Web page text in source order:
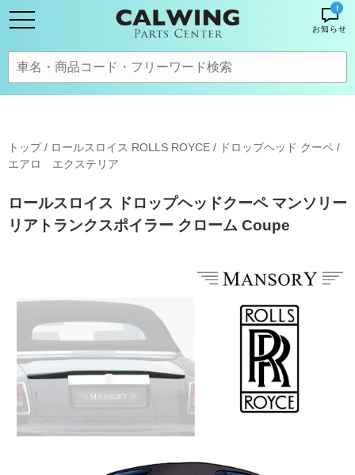
!
お知らせ
トップ/ ロールスロイス ROLLS ROYCE / ドロップヘッド クーペ /
エアロ エクステリア
ロールスロイス ドロップヘッドクーペ マンソリー
リアトランクスポイラー クローム Coupe